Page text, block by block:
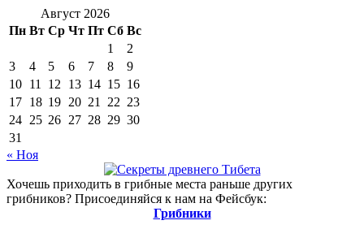
Август 2026
Пн Вт Ср Чт Пт Сб Вс
1
2
3
4 5 6 7 8
9
10 11 12 13 14 15 16
17 18 19 20 21 22 23
24 25 26 27 28 29 30
31
« Ноя
Хочешь приходить в грибные места раньше других
грибников? Присоединяйся к нам на Фейсбук:
Грибники